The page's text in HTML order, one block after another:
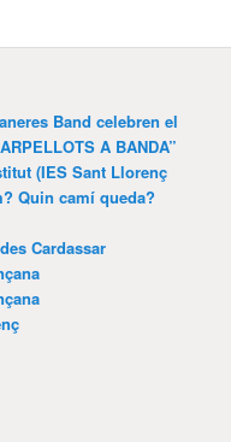
Band celebren el
A BANDA”
(IES Sant Llorenç
Quin camí queda?
Cardassar